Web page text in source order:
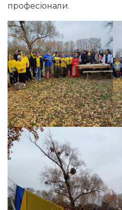
професіонали.